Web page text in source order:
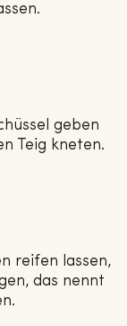
geben
Teig kneten.
reifen lassen,
das nennt